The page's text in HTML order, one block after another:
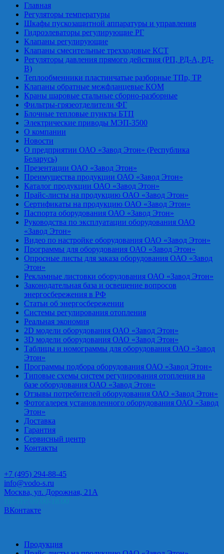
Главная
Регуляторы температуры
Шкафы пускозащитной аппаратуры и управления
Гидроэлеваторы регулирующие РГ
Клапаны регулирующие
Клапаны смесительные трехходовые КСТ
Регуляторы давления прямого действия (РП, РД-А, РД-
В)
Теплообменники пластинчатые разборные ТПр, ТР
Клапаны обратные межфланцевые КОМ
Краны шаровые стальные сборно-разборные
Фильтры-грязеотделители ФГ
Блочные тепловые пункты БТП
Электрические приводы МЭП-3500
О компании
Новости
О предприятии ОАО «Завод Этон» (Республика
Беларусь)
Презентации ОАО «Завод Этон»
Преимущества продукции ОАО «Завод Этон»
Каталог продукции ОАО «Завод Этон»
Прайс-листы на продукцию ОАО «Завод Этон»
Сертификаты на продукцию ОАО «Завод Этон»
Паспорта оборудования ОАО «Завод Этон»
Руководства по эксплуатации оборудования ОАО
«Завод Этон»
Видео по настройке оборудования ОАО «Завод Этон»
Программы для оборудования ОАО «Завод Этон»
Опросные листы для заказа оборудования ОАО «Завод
Этон»
Рекламные листовки оборудования ОАО «Завод Этон»
Законодательная база и освещение вопросов
энергосбережения в РФ
Статьи об энергосбережении
Системы регулирования отопления
Реальная экономия
2D модели оборудования ОАО «Завод Этон»
3D модели оборудования ОАО «Завод Этон»
Таблицы и номограммы для оборудования ОАО «Завод
Этон»
Программы подбора оборудования ОАО «Завод Этон»
Типовые схемы систем регулирования отопления на
базе оборудования ОАО «Завод Этон»
Отзывы потребителей оборудования ОАО «Завод Этон»
Фотогалерея установленного оборудования ОАО «Завод
Этон»
Доставка
Гарантия
Сервисный центр
Контакты
+7 (495) 294-88-45
info@vodo-s.ru
Москва, ул. Дорожная, 21А
ВКонтакте
Продукция